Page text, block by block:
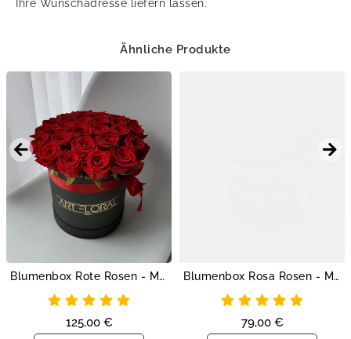
Ihre Wunschadresse liefern lassen.
Ähnliche Produkte
Blumenbox Rote Rosen - M Box Schwarz
125,00 €
Blumenbox Rosa Rosen - M Box Schwarz
79,00 €